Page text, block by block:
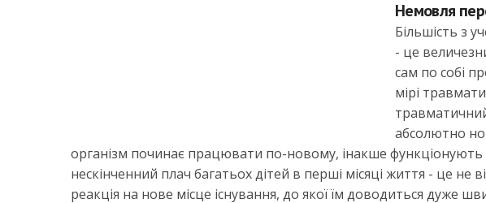
Немовля
Більшість з
- це
сам по собі
мірі
абсолютно
організм починає працювати по-новому, інакше функціонують
нескінченний плач багатьох дітей в перші місяці життя - це не
реакція на нове місце існування, до якої їм доводиться дуже